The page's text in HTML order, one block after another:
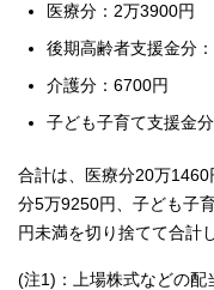
医療分：2万3900円
後期高齢者支援金分
介護分：6700円
子ども子育て支援金
合計は、医療分20万
分5万9250円、子ども子
円未満を切り捨てて合計
(注1)：上場株式などの配